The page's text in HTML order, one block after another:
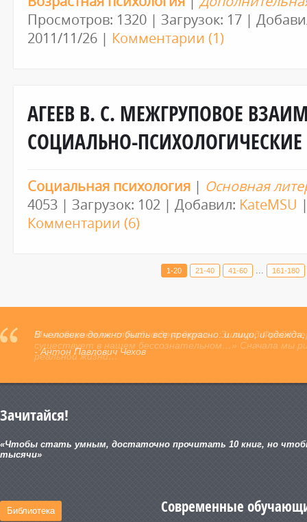
Просмотров: 1320 | Загрузок: 17 |
2011/11/26 | Комментарии (1)
АГЕЕВ В. С. МЕЖГРУПОВОЕ
СОЦИАЛЬНО-
Социальная психология | Основная
4053 | Загрузок: 102 | Добавил: KateMSU
Комментарии (6)
1-20 21-40 41-60 ... 161-180
В человеке должно быть все прекрасно: и лицо, и
- Антон Павлович Чехов
Зачитайся!
«Чтобы стать умным, достаточно прочитать 10 книг, но
тысячи»
Современные
Библиотека